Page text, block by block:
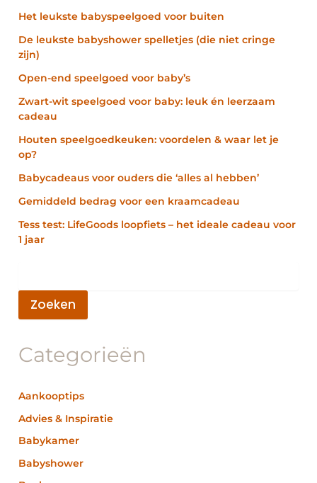
Het leukste babyspeelgoed voor buiten
De leukste babyshower spelletjes (die niet cringe
zijn)
Open-end speelgoed voor baby’s
Zwart-wit speelgoed voor baby: leuk én leerzaam
cadeau
Houten speelgoedkeuken: voordelen & waar let je
op?
Babycadeaus voor ouders die ‘alles al hebben’
Gemiddeld bedrag voor een kraamcadeau
Tess test: LifeGoods loopfiets – het ideale cadeau voor
1 jaar
Zoeken
Categorieën
Aankooptips
Advies & Inspiratie
Babykamer
Babyshower